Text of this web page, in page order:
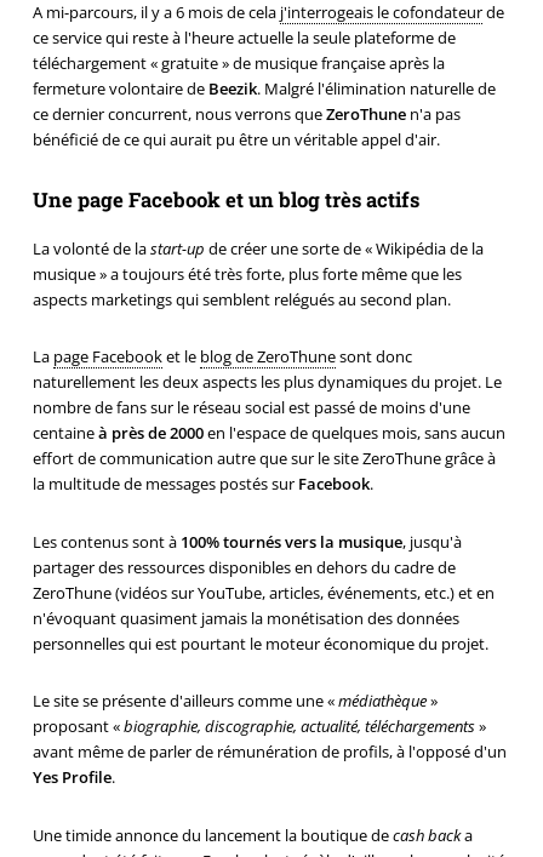
A mi-parcours, il y a 6 mois de cela j'interrogeais le cofondateurde
ce service qui reste à l'heure actuelle la seule plateforme de
téléchargement « gratuite » de musique française après la
fermeture volontaire de Beezik. Malgré l'élimination naturelle de
ce dernier concurrent, nous verrons queZeroThunen'a pas
bénéficié de ce qui aurait pu être un véritable appel d'air.
Une page Facebook et un blog très actifs
La volonté de lastart-up de créer une sorte de « Wikipédia de la
musique » a toujours été très forte, plus forte même que les
aspects marketings qui semblent relégués au second plan.
La page Facebooket le blog de ZeroThunesont donc
naturellement les deux aspects les plus dynamiques du projet. Le
nombre de fans sur le réseau social est passé de moins d'une
centaineà près de 2000en l'espace de quelques mois, sans aucun
effort de communication autre que sur le site ZeroThune grâce à
la multitude de messages postés sur Facebook.
Les contenus sont à 100% tournés vers la musique, jusqu'à
partager des ressources disponibles en dehors du cadre de
ZeroThune (vidéos sur YouTube, articles, événements, etc.) et en
n'évoquant quasiment jamais la monétisation des données
personnelles qui est pourtant le moteur économique du projet.
Le site se présente d'ailleurs comme une «médiathèque»
proposant «biographie, discographie, actualité, téléchargements»
avant même de parler de rémunération de profils, à l'opposé d'un
Yes Profile.
Une timide annonce du lancement la boutique decash backa